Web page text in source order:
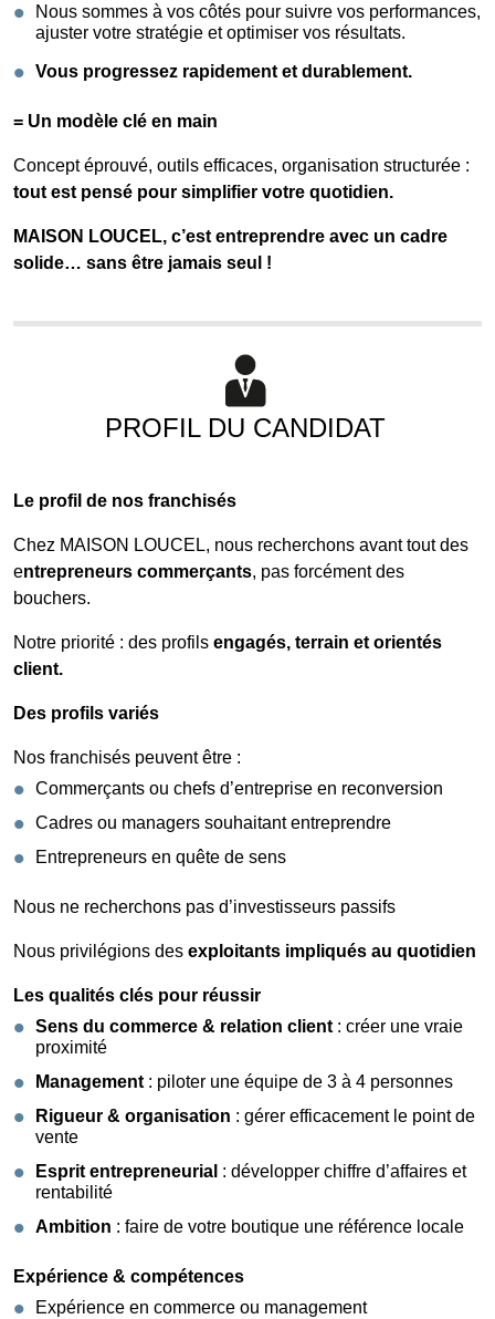
Nous sommes à vos côtés pour suivre vos performances,
ajuster votre stratégie et optimiser vos résultats.
Vous progressez rapidement et durablement.
= Un modèle clé en main
Concept éprouvé, outils efficaces, organisation structurée :
tout est pensé pour simplifier votre quotidien.
MAISON LOUCEL, c’est entreprendre avec un cadre
solide… sans être jamais seul !
PROFIL DU CANDIDAT
Le profil de nos franchisés
Chez MAISON LOUCEL, nous recherchons avant tout des
entrepreneurs commerçants, pas forcément des
bouchers.
Notre priorité : des profils engagés, terrain et orientés
client.
Des profils variés
Nos franchisés peuvent être :
Commerçants ou chefs d’entreprise en reconversion
Cadres ou managers souhaitant entreprendre
Entrepreneurs en quête de sens
Nous ne recherchons pas d’investisseurs passifs
Nous privilégions des exploitants impliqués au quotidien
Les qualités clés pour réussir
Sens du commerce & relation client : créer une vraie
proximité
Management : piloter une équipe de 3 à 4 personnes
Rigueur & organisation : gérer efficacement le point de
vente
Esprit entrepreneurial : développer chiffre d’affaires et
rentabilité
Ambition : faire de votre boutique une référence locale
Expérience & compétences
Expérience en commerce ou management